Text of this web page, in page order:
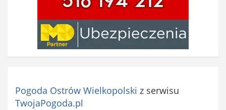
Pogoda Ostrów Wielkopolski z serwisu
TwojaPogoda.pl